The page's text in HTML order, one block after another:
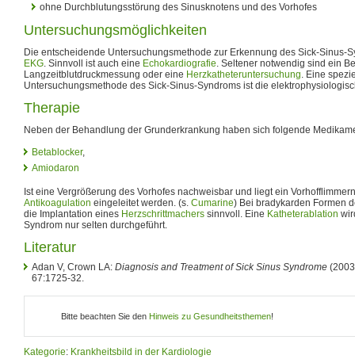
ohne Durchblutungsstörung des Sinusknotens und des Vorhofes
Untersuchungsmöglichkeiten
Die entscheidende Untersuchungsmethode zur Erkennung des Sick-Sinus-
EKG. Sinnvoll ist auch eine Echokardiografie. Seltener notwendig sind ein
Langzeitblutdruckmessung oder eine Herzkatheteruntersuchung. Eine
Untersuchungsmethode des Sick-Sinus-Syndroms ist die
Therapie
Neben der Behandlung der Grunderkrankung haben sich folgende
Betablocker,
Amiodaron
Ist eine Vergrößerung des Vorhofes nachweisbar und liegt ein
Antikoagulation eingeleitet werden. (s. Cumarine) Bei bradykarden Formen
die Implantation eines Herzschrittmachers sinnvoll. Eine Katheterablation
Syndrom nur selten durchgeführt.
Literatur
Adan V, Crown LA: Diagnosis and Treatment of Sick Sinus Syndrome
67:1725-32.
Bitte beachten Sie den Hinweis zu Gesundheitsthemen!
Kategorie: Krankheitsbild in der Kardiologie